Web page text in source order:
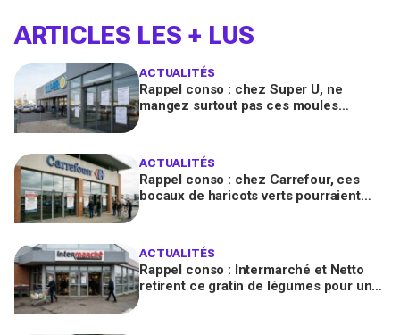
ARTICLES LES + LUS
ACTUALITÉS
Rappel conso : chez Super U, ne
mangez surtout pas ces moules
ACTUALITÉS
Rappel conso : chez Carrefour, ces
bocaux de haricots verts pourraient
ACTUALITÉS
Rappel conso : Intermarché et Netto
retirent ce gratin de légumes pour un